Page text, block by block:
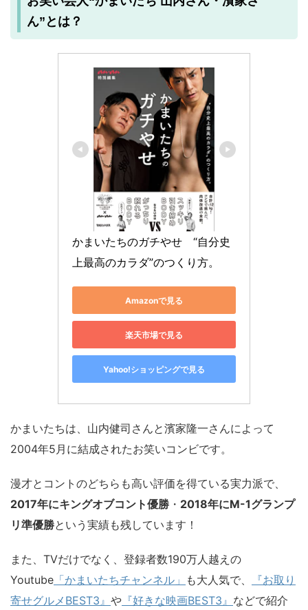
ん”とは？
かまいたちのガチやせ　“自分史
上最高のカラダ”のつくり方。
Amazonで見る
楽天市場で見る
Yahoo!ショッピングで見る
かまいたちは、山内健司さんと濱家隆一さんによって
2004年5月に結成されたお笑いコンビです。
漫才とコントのどちらも高い評価を得ている実力派で、
2017年にキングオブコント優勝 ・ 2018年にM-1グランプ
リ準優勝という実績も残しています！
また、TVだけでなく、登録者数190万人越えの
Youtube 「かまいたちチャンネル」 も大人気で、
『お取り
寄せグルメBEST3』 や 『好きな映画BEST3』 などで紹介